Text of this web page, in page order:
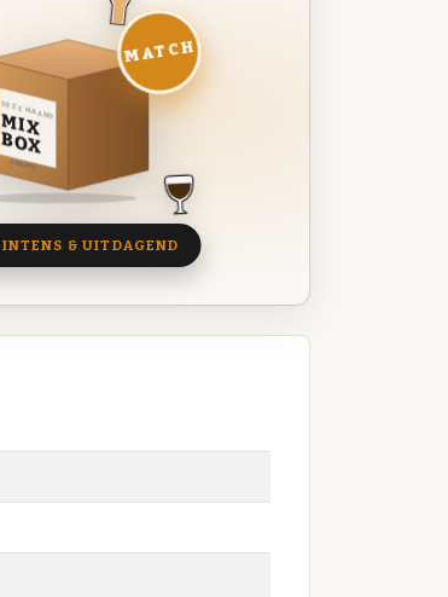
DEZE MAAND
MIX
BOX
8 BIEREN
MATCH
INTENS & UITDAGEND